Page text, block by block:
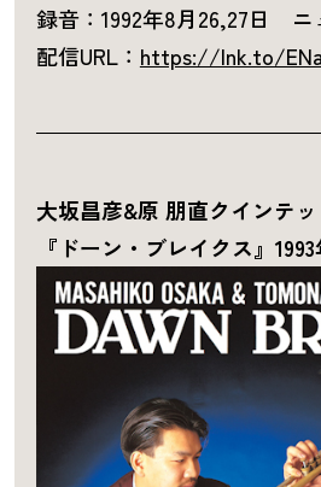
録音：1992年8月26,27日 ニ
配信URL： https://lnk.to/
大坂昌彦&原 朋直クインテッ
『ドーン・ブレイクス』